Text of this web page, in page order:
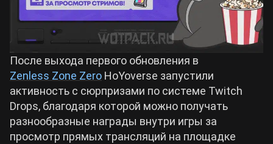
Path of Exile 2
Wuthering Waves
Roblox
Билды Cyberpunk 2077
Билды Path of Exile 2
После выхода первого обновления в
Zenless Zone Zero HoYoverse запустили
активность с сюрпризами по системе Twitch
Drops, благодаря которой можно получать
разнообразные награды внутри игры за
просмотр прямых трансляций на площадке